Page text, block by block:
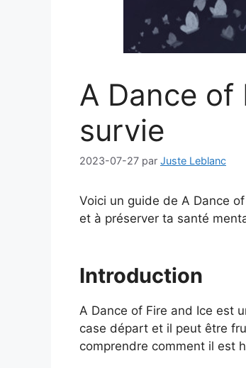
A Dance of
survie
2023-07-27 par Juste Leblanc
Voici un guide de A Dance
et à préserver ta santé
Introduction
A Dance of Fire and Ice est
case départ et il peut être
comprendre comment il est